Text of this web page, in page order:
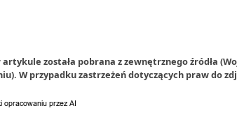
została pobrana z zewnętrznego źródła
W przypadku zastrzeżeń dotyczących praw do